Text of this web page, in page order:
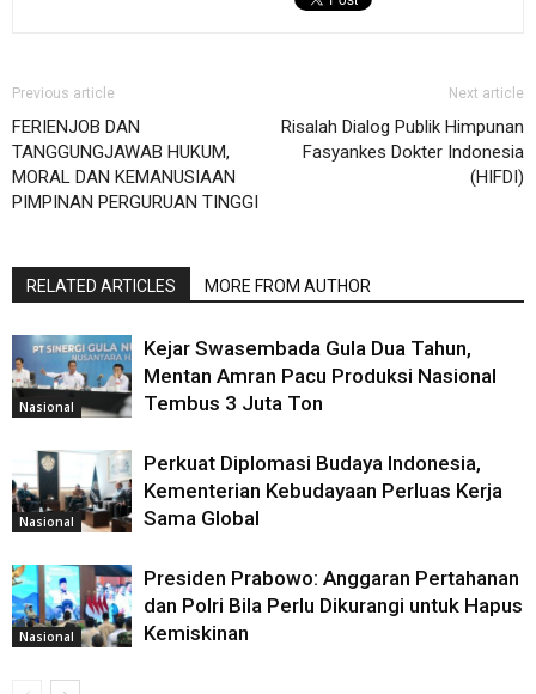
Previous article
FERIENJOB DAN
TANGGUNGJAWAB HUKUM,
MORAL DAN KEMANUSIAAN
PIMPINAN PERGURUAN TINGGI
Next article
Risalah Dialog Publik Himpunan
Fasyankes Dokter Indonesia
(HIFDI)
RELATED ARTICLES MORE FROM AUTHOR
Nasional
Kejar Swasembada Gula Dua Tahun,
Mentan Amran Pacu Produksi Nasional
Tembus 3 Juta Ton
Nasional
Perkuat Diplomasi Budaya Indonesia,
Kementerian Kebudayaan Perluas Kerja
Sama Global
Nasional
Presiden Prabowo: Anggaran Pertahanan
dan Polri Bila Perlu Dikurangi untuk Hapus
Kemiskinan